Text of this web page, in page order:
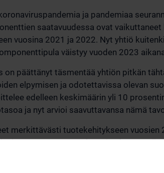
ja pandemiaa
saatavuudessa ovat
vuosina 2021 ja 2022. Nyt yhtiö
väistyy vuoden 2023
on päättänyt täsmentää yhtiön pitkän
elpymisen ja odotettavissa olevan
edelleen keskimäärin yli 10
ja nyt arvioi saavuttavansa nämä
merkittävästi tuotekehitykseen vuosien
on saatettu päätöksen ja olemme
kansainvälisen liiketoiminnan
kasvua